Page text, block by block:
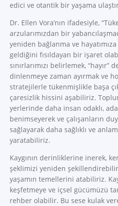
edici ve otantik bir yaşama
Dr. Ellen Vora’nın ifadesiyle,
arzularımızdan bir
yeniden bağlanma ve
geldiğini fısıldayan bir işaret
sınırlarımızı belirlemek, “hayır”
dinlenmeye zaman ayırmak ve
stratejilerle tükenmişlikle başa
çaresizlik hissini aşabiliriz.
yerlerinde daha insan odaklı,
benimseyerek ve çalışanların
sağlayarak daha sağlıklı ve
yaratabiliriz.
Kaygının derinliklerine inerek,
şeklimizi yeniden
yaşamın temellerini atabiliriz.
keşfetmeye ve içsel gücümüzü
rehber olabilir. Bu sese kulak